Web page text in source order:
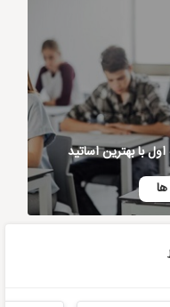
بهترین اساتید